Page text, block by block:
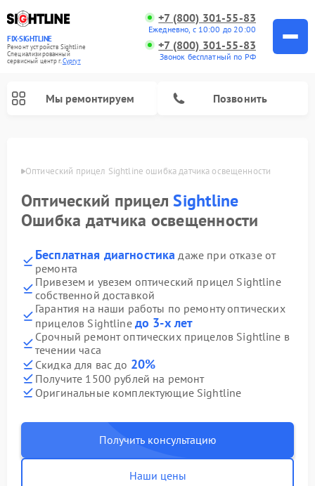
FIX-SIGHTLINE
Ремонт устройств Sightline
Специализированный
cервисный центр г.Сургут
+7 (800) 301-55-83
Ежедневно, с 10:00 до 20:00
+7 (800) 301-55-83
Звонок бесплатный по РФ
Мы ремонтируем Позвонить
Оптический прицел Sightline ошибка датчика освещенности
Оптический прицелSightline
Ошибка датчика освещенности
Бесплатная диагностика даже при отказе от
ремонта
Привезем и увезем оптический прицел Sightline
собственной доставкой
Гарантия на наши работы по ремонту оптических
прицелов Sightline до 3-х лет
Срочный ремонт оптических прицелов Sightline в
течении часа
Скидка для вас до 20%
Получите 1500 рублей на ремонт
Оригинальные комплектующие Sightline
Получить консультацию
Наши цены